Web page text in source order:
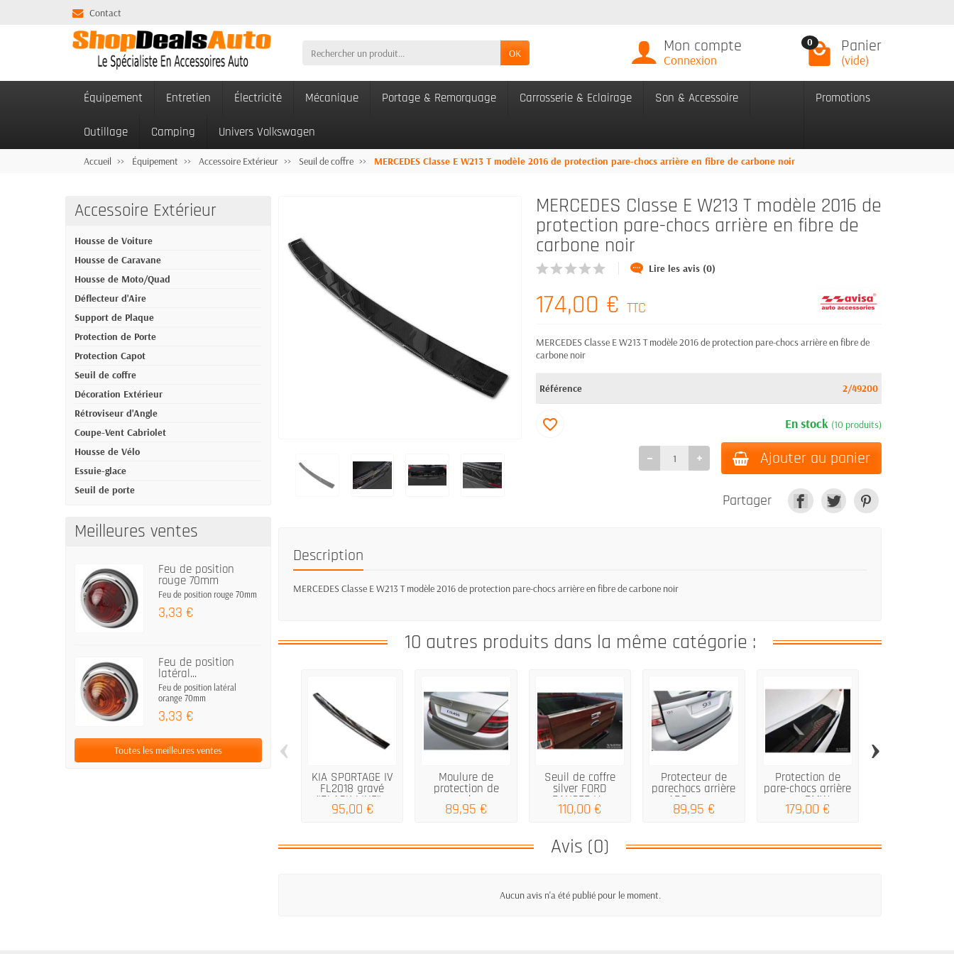
Contact
OK Mon compte
Connexion
0 Panier
(vide)
Équipement Entretien Électricité Mécanique Portage & Remorquage Carrosserie & Eclairage Son & Accessoire
Outillage Camping Univers Volkswagen
Promotions
Accueil Équipement Accessoire Extérieur Seuil de coffre MERCEDES Classe E W213 T modèle 2016 de protection pare-chocs arrière en fibre de carbone noir
Accessoire Extérieur
Housse de Voiture
Housse de Caravane
Housse de Moto/Quad
Déflecteur d'Aire
Support de Plaque
Protection de Porte
Protection Capot
Seuil de coffre
Décoration Extérieur
Rétroviseur d'Angle
Coupe-Vent Cabriolet
Housse de Vélo
Essuie-glace
Seuil de porte
Meilleures ventes
Feu de position
rouge 70mm
Feu de position rouge 70mm
3,33 €
Feu de position
latéral...
Feu de position latéral
orange 70mm
3,33 €
Toutes les meilleures ventes
MERCEDES Classe E W213 T modèle 2016 de
protection pare-chocs arrière en fibre de
carbone noir
Lire les avis (0)
174,00 € TTC
MERCEDES Classe E W213 T modèle 2016 de protection pare-chocs arrière en fibre de
carbone noir
Référence 2/49200
En stock (10 produits)
Ajouter au panier
favorite_border
Partager
Description
MERCEDES Classe E W213 T modèle 2016 de protection pare-chocs arrière en fibre de carbone noir
10 autres produits dans la même catégorie :
KIA SPORTAGE IV
FL2018 gravé
"BLACK LINE"...
95,00 €
Moulure de
protection de
parechocs
arrière...
89,95 €
Seuil de coffre
silver FORD
RANGER V...
110,00 €
Protecteur de
parechocs arrière
ABS pour...
89,95 €
Protection de
pare-chocs arrière
pour BMW...
179,00 €
‹ ›
Avis (0)
Aucun avis n'a été publié pour le moment.